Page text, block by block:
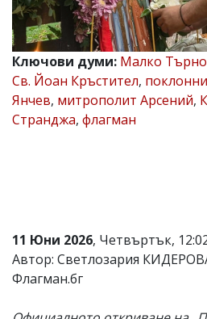
Главен
редактор:
Иван
Колев,
email:
office@flagman.bg
Коментарите
редакцията
не
носи
отговорност
тях!
Ключови думи: Малко
Св. Йоан Кръстител,
Янчев, митрополит Арсений,
Странджа, флагман
11 Юни 2026, Четвъртък,
Автор: Светлозария
Флагман.бг